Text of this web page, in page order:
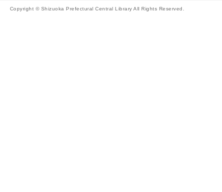
Copyright © Shizuoka Prefectural Central Library All Rights Reserved.